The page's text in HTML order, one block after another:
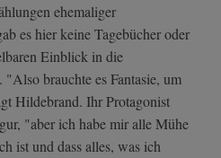
ehemaliger
es hier keine Tagebücher oder
Einblick in die
brauchte es Fantasie, um
Hildebrand. Ihr Protagonist
"aber ich habe mir alle Mühe
ist und dass alles, was ich